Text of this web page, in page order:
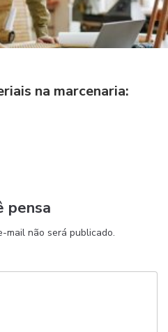
na marcenaria:
pensa
mail não será publicado.